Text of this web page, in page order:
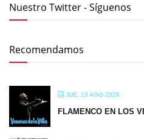
Nuestro Twitter - Síguenos
Recomendamos
JUE, 13 AGO 2026
FLAMENCO EN LOS